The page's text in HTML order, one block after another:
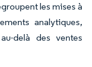
les mises à
analytiques,
delà des ventes